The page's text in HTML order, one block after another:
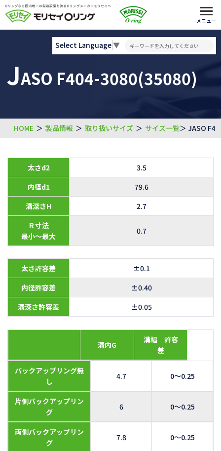
メニュー
JASO F404-3080(35080)
Select Language▼
HOME ＞ 製品情報 ＞ 取り扱いサイズ ＞ サイズ一覧＞ JASO
太さd2
3.5
内径d1
79.6
溝深さH
2.7
Ｒ寸法
最小～最大
0.7
太さ許容差
±0.1
内径許容差
±0.40
溝深さ許容差
±0.05
溝内G
溝幅 許容
差
バックアップリング無
し
4.7 0～0.25
片側バックアップリン
グ
6 0～0.25
両側バックアップリン
グ
7.8 0～0.25